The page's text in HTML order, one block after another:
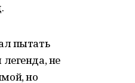
пытать
не
но